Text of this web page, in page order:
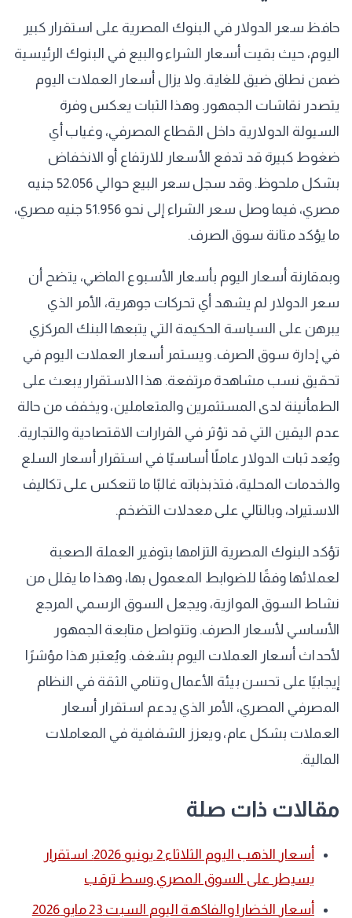
حافظ سعر الدولار في البنوك المصرية على استقرار كبير
اليوم، حيث بقيت أسعار الشراء والبيع في البنوك الرئيسية
ضمن نطاق ضيق للغاية. ولا يزال أسعار العملات اليوم
يتصدر نقاشات الجمهور. وهذا الثبات يعكس وفرة
السيولة الدولارية داخل القطاع المصرفي، وغياب أي
ضغوط كبيرة قد تدفع الأسعار للارتفاع أو الانخفاض
بشكل ملحوظ. وقد سجل سعر البيع حوالي 52.056 جنيه
مصري، فيما وصل سعر الشراء إلى نحو 51.956 جنيه مصري،
ما يؤكد متانة سوق الصرف.
وبمقارنة أسعار اليوم بأسعار الأسبوع الماضي، يتضح أن
سعر الدولار لم يشهد أي تحركات جوهرية، الأمر الذي
يبرهن على السياسة الحكيمة التي يتبعها البنك المركزي
في إدارة سوق الصرف. ويستمر أسعار العملات اليوم في
تحقيق نسب مشاهدة مرتفعة. هذا الاستقرار يبعث على
الطمأنينة لدى المستثمرين والمتعاملين، ويخفف من حالة
عدم اليقين التي قد تؤثر في القرارات الاقتصادية والتجارية.
ويُعد ثبات الدولار عاملًا أساسيًا في استقرار أسعار السلع
والخدمات المحلية، فتذبذباته غالبًا ما تنعكس على تكاليف
الاستيراد، وبالتالي على معدلات التضخم.
تؤكد البنوك المصرية التزامها بتوفير العملة الصعبة
لعملائها وفقًا للضوابط المعمول بها، وهذا ما يقلل من
نشاط السوق الموازية، ويجعل السوق الرسمي المرجع
الأساسي لأسعار الصرف. وتتواصل متابعة الجمهور
لأحداث أسعار العملات اليوم بشغف. ويُعتبر هذا مؤشرًا
إيجابيًا على تحسن بيئة الأعمال وتنامي الثقة في النظام
المصرفي المصري، الأمر الذي يدعم استقرار أسعار
العملات بشكل عام، ويعزز الشفافية في المعاملات
المالية.
مقالات ذات صلة
أسعار الذهب اليوم الثلاثاء 2 يونيو 2026: استقرار
يسيطر على السوق المصري وسط ترقب
أسعار الخضارا والفاكهة اليوم السبت 23 مايو 2026